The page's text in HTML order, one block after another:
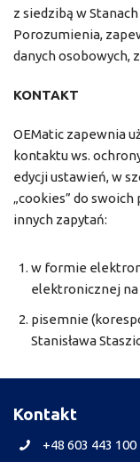
z siedzibą w
Porozumienia,
danych osobowych,
KONTAKT
OEMatic zapewnia
kontaktu ws.
edycji ustawień, w
„cookies” do
innych zapytań:
w formie
elektronicznej na
pisemnie
Stanisława
Kontakt
+48 603 443 100